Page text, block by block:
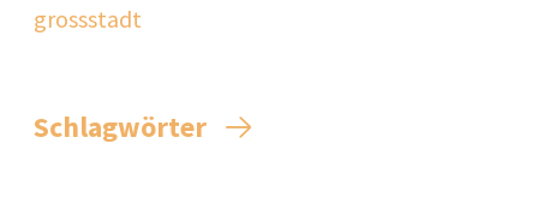
grossstadt
Schlagwörter